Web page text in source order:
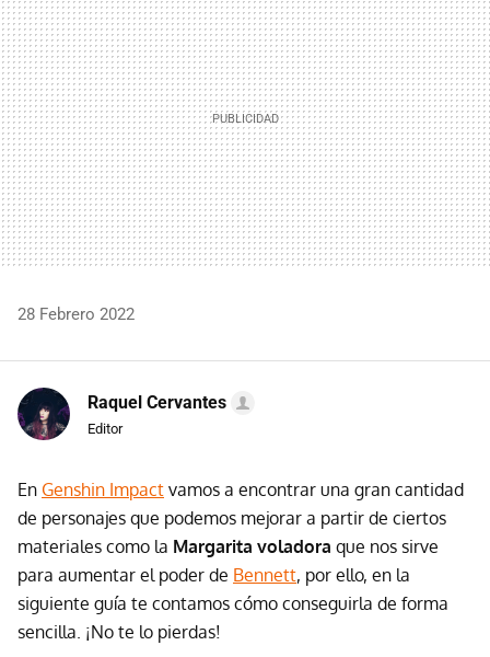
28 Febrero 2022
Raquel Cervantes
Editor
En Genshin Impact vamos a encontrar una gran cantidad
de personajes que podemos mejorar a partir de ciertos
materiales como la Margarita voladora que nos sirve
para aumentar el poder de Bennett, por ello, en la
siguiente guía te contamos cómo conseguirla de forma
sencilla. ¡No te lo pierdas!